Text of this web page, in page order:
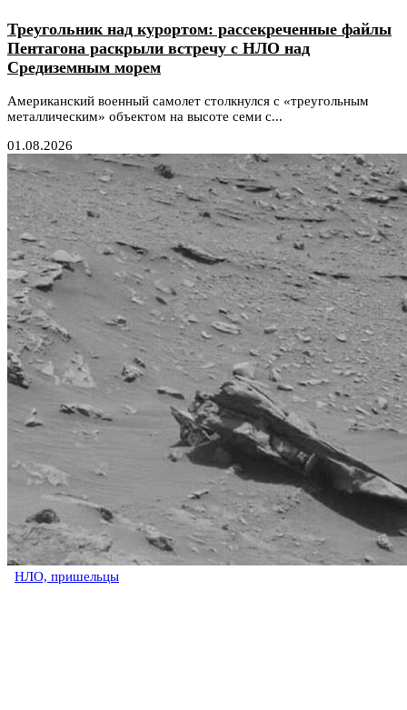
Треугольник над курортом: рассекреченные файлы
Пентагона раскрыли встречу с НЛО над
Средиземным морем
Американский военный самолет столкнулся с «треугольным
металлическим» объектом на высоте семи с...
01.08.2026
НЛО, пришельцы